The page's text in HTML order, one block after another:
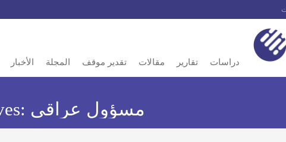
دراسات تقارير مقالات تقدير موقف المجلة الأخبار
مسؤول عراقي